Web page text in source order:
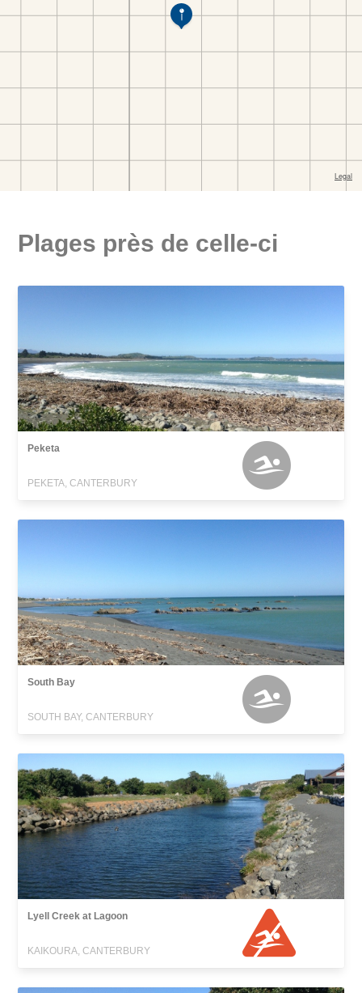
Plages près de celle-ci
Peketa
PEKETA, CANTERBURY
South Bay
SOUTH BAY, CANTERBURY
Lyell Creek at Lagoon
KAIKOURA, CANTERBURY